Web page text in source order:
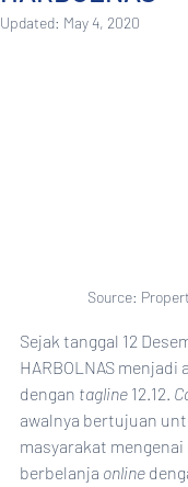
Updated: May 4, 2020
Source:
Sejak tanggal 12
HARBOLNAS menjadi
dengan tagline 12.12.
awalnya bertujuan
masyarakat
berbelanja online